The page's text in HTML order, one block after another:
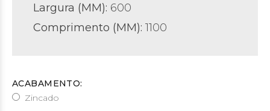
Largura (MM): 600
Comprimento (MM): 1100
ACABAMENTO:
Zincado